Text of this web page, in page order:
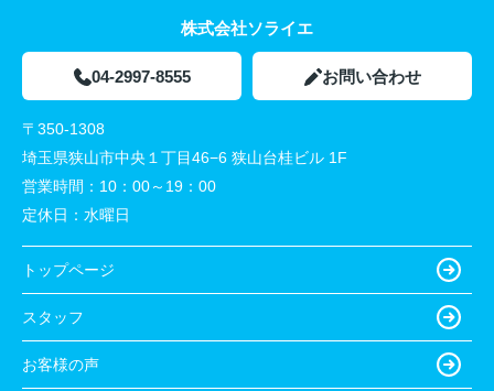
株式会社ソライエ
04-2997-8555 お問い合わせ
〒350-1308
埼玉県狭山市中央１丁目46−6 狭山台桂ビル 1F
営業時間： 10：00～19：00
定休日： 水曜日
トップページ
スタッフ
お客様の声